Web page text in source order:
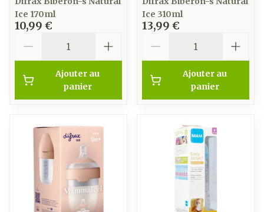
Ice 170ml
10,99 €
Ajouter au
panier
Ice 310ml
13,99 €
Ajouter au
panier